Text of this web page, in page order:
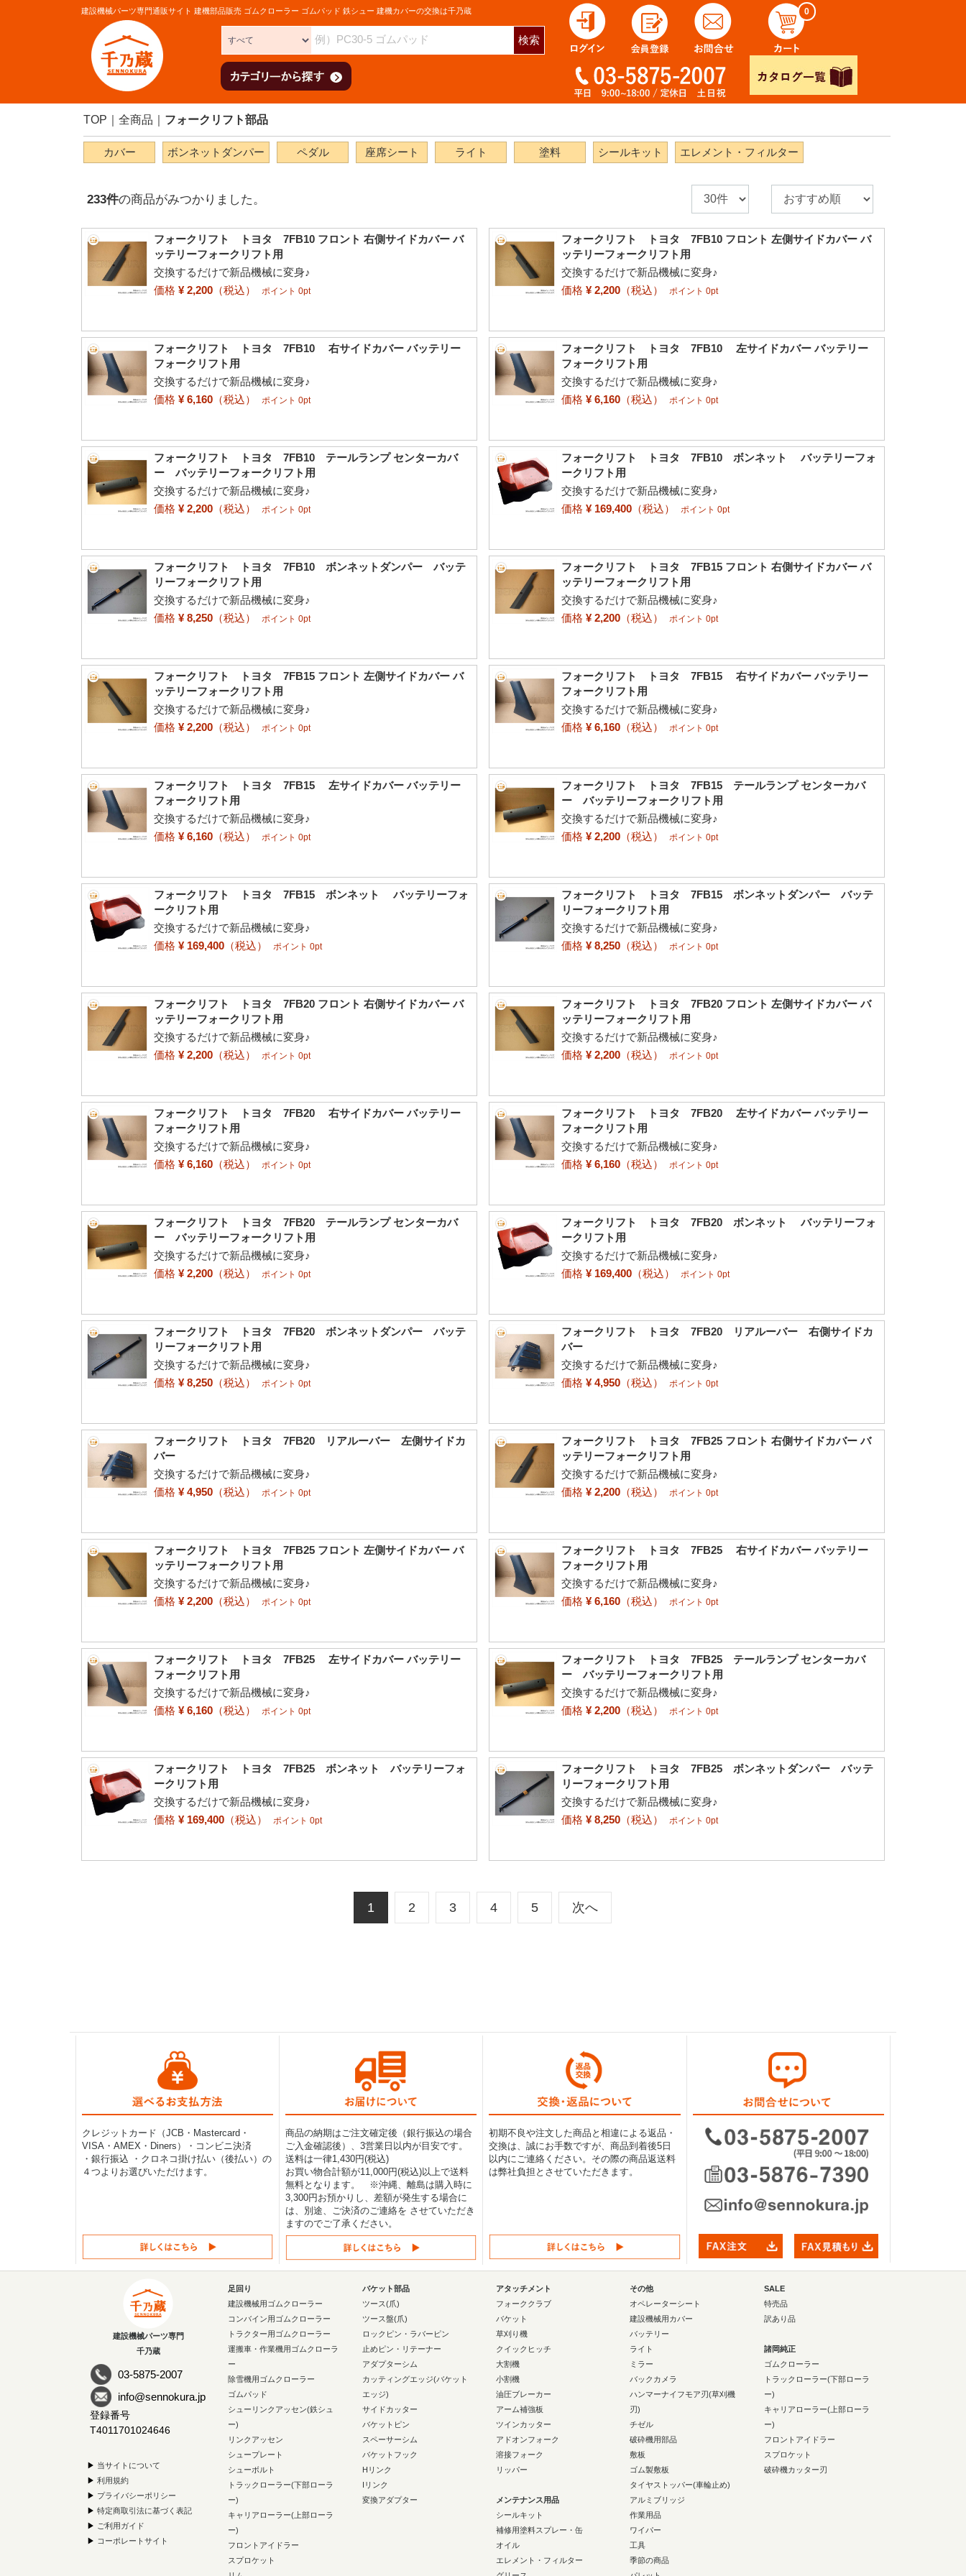
建設機械パーツ専門通販サイト 建機部品販売 ゴムクローラー ゴムパッド 鉄シュー 建機カバーの交換は千乃蔵
検索
0
TOP 全商品 フォークリフト部品
カバー ボンネットダンパー ペダル 座席シート ライト 塗料 シールキット エレメント・フィルター
233件の商品がみつかりました。
フォークリフト トヨタ 7FB10 フロント 右側サイドカバー バ
ッテリーフォークリフト用
交換するだけで新品機械に変身♪
価格 ¥ 2,200 （税込） ポイント 0pt
フォークリフト トヨタ 7FB10 フロント 左側サイドカバー バ
ッテリーフォークリフト用
交換するだけで新品機械に変身♪
価格 ¥ 2,200 （税込） ポイント 0pt
フォークリフト トヨタ 7FB10 右サイドカバー バッテリー
フォークリフト用
交換するだけで新品機械に変身♪
価格 ¥ 6,160 （税込） ポイント 0pt
フォークリフト トヨタ 7FB10 左サイドカバー バッテリー
フォークリフト用
交換するだけで新品機械に変身♪
価格 ¥ 6,160 （税込） ポイント 0pt
フォークリフト トヨタ 7FB10 テールランプ センターカバ
ー バッテリーフォークリフト用
交換するだけで新品機械に変身♪
価格 ¥ 2,200 （税込） ポイント 0pt
フォークリフト トヨタ 7FB10 ボンネット バッテリーフォ
ークリフト用
交換するだけで新品機械に変身♪
価格 ¥ 169,400 （税込） ポイント 0pt
フォークリフト トヨタ 7FB10 ボンネットダンパー バッテ
リーフォークリフト用
交換するだけで新品機械に変身♪
価格 ¥ 8,250 （税込） ポイント 0pt
フォークリフト トヨタ 7FB15 フロント 右側サイドカバー バ
ッテリーフォークリフト用
交換するだけで新品機械に変身♪
価格 ¥ 2,200 （税込） ポイント 0pt
フォークリフト トヨタ 7FB15 フロント 左側サイドカバー バ
ッテリーフォークリフト用
交換するだけで新品機械に変身♪
価格 ¥ 2,200 （税込） ポイント 0pt
フォークリフト トヨタ 7FB15 右サイドカバー バッテリー
フォークリフト用
交換するだけで新品機械に変身♪
価格 ¥ 6,160 （税込） ポイント 0pt
フォークリフト トヨタ 7FB15 左サイドカバー バッテリー
フォークリフト用
交換するだけで新品機械に変身♪
価格 ¥ 6,160 （税込） ポイント 0pt
フォークリフト トヨタ 7FB15 テールランプ センターカバ
ー バッテリーフォークリフト用
交換するだけで新品機械に変身♪
価格 ¥ 2,200 （税込） ポイント 0pt
フォークリフト トヨタ 7FB15 ボンネット バッテリーフォ
ークリフト用
交換するだけで新品機械に変身♪
価格 ¥ 169,400 （税込） ポイント 0pt
フォークリフト トヨタ 7FB15 ボンネットダンパー バッテ
リーフォークリフト用
交換するだけで新品機械に変身♪
価格 ¥ 8,250 （税込） ポイント 0pt
フォークリフト トヨタ 7FB20 フロント 右側サイドカバー バ
ッテリーフォークリフト用
交換するだけで新品機械に変身♪
価格 ¥ 2,200 （税込） ポイント 0pt
フォークリフト トヨタ 7FB20 フロント 左側サイドカバー バ
ッテリーフォークリフト用
交換するだけで新品機械に変身♪
価格 ¥ 2,200 （税込） ポイント 0pt
フォークリフト トヨタ 7FB20 右サイドカバー バッテリー
フォークリフト用
交換するだけで新品機械に変身♪
価格 ¥ 6,160 （税込） ポイント 0pt
フォークリフト トヨタ 7FB20 左サイドカバー バッテリー
フォークリフト用
交換するだけで新品機械に変身♪
価格 ¥ 6,160 （税込） ポイント 0pt
フォークリフト トヨタ 7FB20 テールランプ センターカバ
ー バッテリーフォークリフト用
交換するだけで新品機械に変身♪
価格 ¥ 2,200 （税込） ポイント 0pt
フォークリフト トヨタ 7FB20 ボンネット バッテリーフォ
ークリフト用
交換するだけで新品機械に変身♪
価格 ¥ 169,400 （税込） ポイント 0pt
フォークリフト トヨタ 7FB20 ボンネットダンパー バッテ
リーフォークリフト用
交換するだけで新品機械に変身♪
価格 ¥ 8,250 （税込） ポイント 0pt
フォークリフト トヨタ 7FB20 リアルーバー 右側サイドカ
バー
交換するだけで新品機械に変身♪
価格 ¥ 4,950 （税込） ポイント 0pt
フォークリフト トヨタ 7FB20 リアルーバー 左側サイドカ
バー
交換するだけで新品機械に変身♪
価格 ¥ 4,950 （税込） ポイント 0pt
フォークリフト トヨタ 7FB25 フロント 右側サイドカバー バ
ッテリーフォークリフト用
交換するだけで新品機械に変身♪
価格 ¥ 2,200 （税込） ポイント 0pt
フォークリフト トヨタ 7FB25 フロント 左側サイドカバー バ
ッテリーフォークリフト用
交換するだけで新品機械に変身♪
価格 ¥ 2,200 （税込） ポイント 0pt
フォークリフト トヨタ 7FB25 右サイドカバー バッテリー
フォークリフト用
交換するだけで新品機械に変身♪
価格 ¥ 6,160 （税込） ポイント 0pt
フォークリフト トヨタ 7FB25 左サイドカバー バッテリー
フォークリフト用
交換するだけで新品機械に変身♪
価格 ¥ 6,160 （税込） ポイント 0pt
フォークリフト トヨタ 7FB25 テールランプ センターカバ
ー バッテリーフォークリフト用
交換するだけで新品機械に変身♪
価格 ¥ 2,200 （税込） ポイント 0pt
フォークリフト トヨタ 7FB25 ボンネット バッテリーフォ
ークリフト用
交換するだけで新品機械に変身♪
価格 ¥ 169,400 （税込） ポイント 0pt
フォークリフト トヨタ 7FB25 ボンネットダンパー バッテ
リーフォークリフト用
交換するだけで新品機械に変身♪
価格 ¥ 8,250 （税込） ポイント 0pt
1 2 3 4 5 次へ
クレジットカード（JCB・Mastercard・
VISA・AMEX・Diners）・コンビニ決済
・銀行振込 ・クロネコ掛け払い（後払い）の
４つよりお選びいただけます。
商品の納期はご注文確定後（銀行振込の場合
ご入金確認後）、3営業日以内が目安です。
送料は一律1,430円(税込)
お買い物合計額が11,000円(税込)以上で送料
無料となります。 ※沖縄、離島は購入時に
3,300円お預かりし、差額が発生する場合に
は、別途、ご決済のご連絡を させていただき
ますのでご了承ください。
初期不良や注文した商品と相違による返品・
交換は、誠にお手数ですが、商品到着後5日
以内にご連絡ください。その際の商品返送料
は弊社負担とさせていただきます。
建設機械パーツ専門
千乃蔵
03-5875-2007
info@sennokura.jp
登録番号
T4011701024646
▶ 当サイトについて
▶ 利用規約
▶ プライバシーポリシー
▶ 特定商取引法に基づく表記
▶ ご利用ガイド
▶ コーポレートサイト
足回り
建設機械用ゴムクローラー
コンバイン用ゴムクローラー
トラクター用ゴムクローラー
運搬車・作業機用ゴムクローラ
ー
除雪機用ゴムクローラー
ゴムパッド
シューリンクアッセン(鉄シュ
ー)
リンクアッセン
シュープレート
シューボルト
トラックローラー(下部ローラ
ー)
キャリアローラー(上部ローラ
ー)
フロントアイドラー
スプロケット
バケット部品
ツース(爪)
ツース盤(爪)
ロックピン・ラバーピン
止めピン・リテーナー
アダプターシム
カッティングエッジ(バケット
エッジ)
サイドカッター
バケットピン
スペーサーシム
バケットフック
Hリンク
Iリンク
変換アダプター
アタッチメント
フォーククラブ
バケット
草刈り機
クイックヒッチ
大割機
小割機
油圧ブレーカー
アーム補強板
ツインカッター
アドオンフォーク
溶接フォーク
リッパー
メンテナンス用品
シールキット
補修用塗料スプレー・缶
オイル
エレメント・フィルター
その他
オペレーターシート
建設機械用カバー
バッテリー
ライト
ミラー
バックカメラ
ハンマーナイフモア刃(草刈機
刃)
チゼル
破砕機用部品
敷板
ゴム製敷板
タイヤストッパー(車輪止め)
アルミブリッジ
作業用品
ワイパー
工具
季節の商品
SALE
特売品
訳あり品
諸岡純正
ゴムクローラー
トラックローラー(下部ローラ
ー)
キャリアローラー(上部ローラ
ー)
フロントアイドラー
スプロケット
破砕機カッター刃